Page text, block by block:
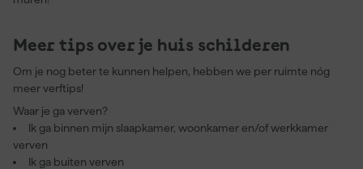
Meer tips over je huis schilderen
Om je nog beter te kunnen helpen, hebben we per ruimte nóg
meer verftips!
Waar je ga verven?
Ik ga binnen mijn slaapkamer, woonkamer en/of werkkamer
verven
Ik ga buiten verven